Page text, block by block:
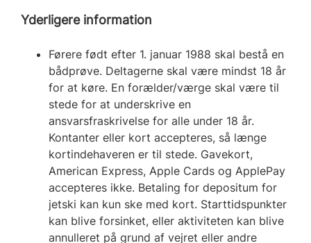
Yderligere information
Førere født efter 1. januar 1988 skal bestå en
bådprøve. Deltagerne skal være mindst 18 år
for at køre. En forælder/værge skal være til
stede for at underskrive en
ansvarsfraskrivelse for alle under 18 år.
Kontanter eller kort accepteres, så længe
kortindehaveren er til stede. Gavekort,
American Express, Apple Cards og ApplePay
accepteres ikke. Betaling for depositum for
jetski kan kun ske med kort. Starttidspunkter
kan blive forsinket, eller aktiviteten kan blive
annulleret på grund af vejret eller andre